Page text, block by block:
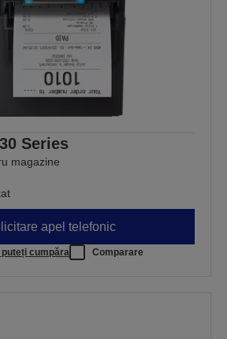
Series
magazine
apel telefonic
puteți cumpăra Comparare